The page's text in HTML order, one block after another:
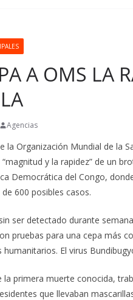
A OMS LA
Agencias
la Organización Mundial de la
y la rapidez” de un
Democrática del Congo,
600 posibles casos.
ser detectado durante
pruebas para una cepa más
humanitarios. El virus
la primera muerte conocida,
que llevaban